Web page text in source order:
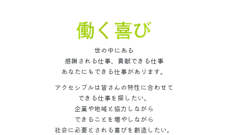
世の中にある
感謝される仕事、貢献できる仕事
あなたにもできる仕事があります。
アクセシブルは皆さんの特性に合わせて
できる仕事を探したい。
企業や地域と協力しながら
できることを増やしながら
社会に必要とされる喜びを創造したい。